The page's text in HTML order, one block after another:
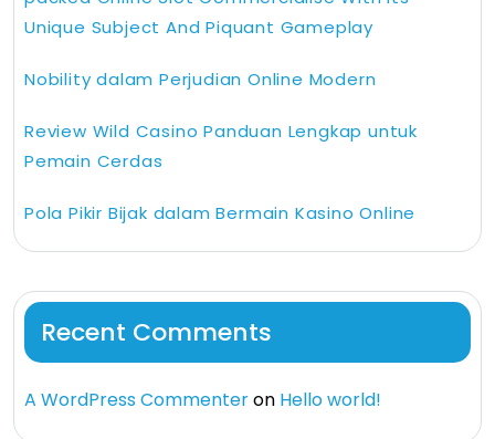
Unique Subject And Piquant Gameplay
Nobility dalam Perjudian Online Modern
Review Wild Casino Panduan Lengkap untuk
Pemain Cerdas
Pola Pikir Bijak dalam Bermain Kasino Online
Recent Comments
A WordPress Commenteron Hello world!